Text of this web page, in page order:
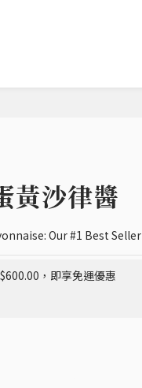
黃沙律醬
Our #1 Best Seller
，即享免運優惠